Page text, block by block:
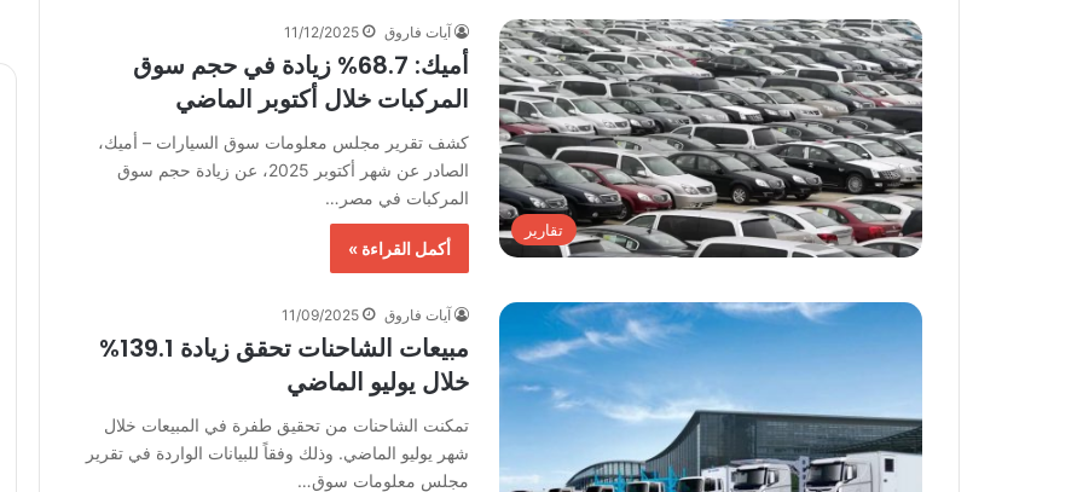
تقارير
آيات فاروق 11/12/2025
أميك: 68.7% زيادة في حجم سوق
المركبات خلال أكتوبر الماضي
كشف تقرير مجلس معلومات سوق السيارات – أميك،
الصادر عن شهر أكتوبر 2025، عن زيادة حجم سوق
المركبات في مصر…
أكمل القراءة »
آيات فاروق 11/09/2025
مبيعات الشاحنات تحقق زيادة 139.1%
خلال يوليو الماضي
تمكنت الشاحنات من تحقيق طفرة في المبيعات خلال
شهر يوليو الماضي. وذلك وفقاً للبيانات الواردة في تقرير
مجلس معلومات سوق…